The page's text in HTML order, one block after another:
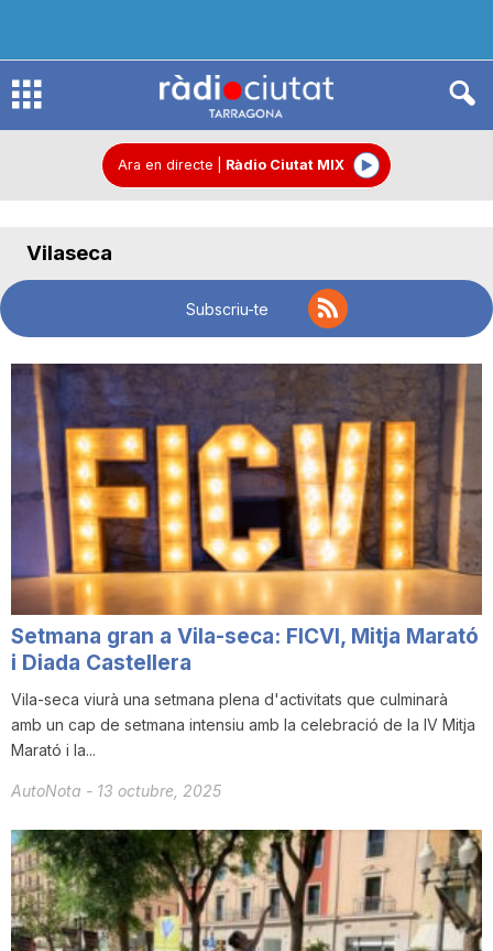
R
C
i
u
t
a
t
d
e
Ara en directe Ràdio Ciutat MIX
Vilaseca
Subscriu-te
Setmana gran a Vila-seca: FICVI, Mitja Marató
i Diada Castellera
Vila-seca viurà una setmana plena d'activitats que culminarà
amb un cap de setmana intensiu amb la celebració de la IV Mitja
Marató i la...
AutoNota - 13 octubre, 2025